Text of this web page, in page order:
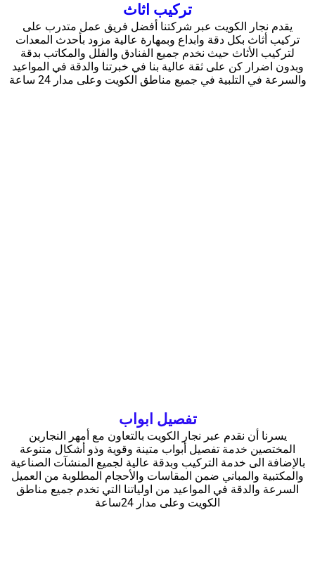
تركيب اثاث
يقدم نجار الكويت عبر شركتنا أفضل فريق عمل متدرب على
تركيب أثاث بكل دقة وابداع وبمهارة عالية مزود بأحدث المعدات
لتركيب الأثاث حيث نخدم جميع الفنادق والفلل والمكاتب بدقة
وبدون اضرار كن على ثقة عالية بنا في خبرتنا والدقة في المواعيد
والسرعة في التلبية في جميع مناطق الكويت وعلى مدار 24 ساعة
تفصيل ابواب
يسرنا أن نقدم عبر نجار الكويت بالتعاون مع أمهر النجارين
المختصين خدمة تفصيل أبواب متينة وقوية وذو أشكال متنوعة
بالإضافة الى خدمة التركيب وبدقة عالية لجميع المنشآت الصناعية
والمكتبية والمباني ضمن المقاسات والأحجام المطلوبة من العميل
السرعة والدقة في المواعيد من اولياتنا التي تخدم جميع مناطق
الكويت وعلى مدار 24ساعة